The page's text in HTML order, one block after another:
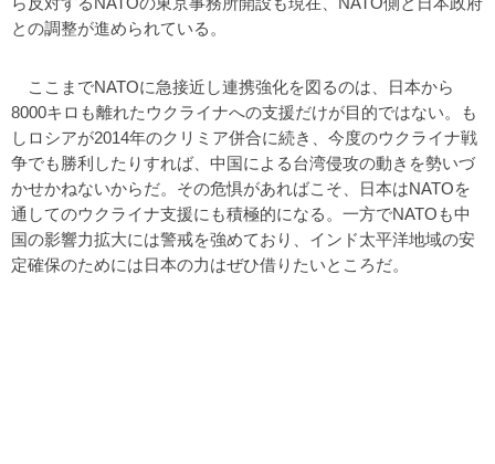
との調整が進められている。
ここまでNATOに急接近し連携強化を図るのは、日本から
8000キロも離れたウクライナへの支援だけが目的ではない。も
しロシアが2014年のクリミア併合に続き、今度のウクライナ戦
争でも勝利したりすれば、中国による台湾侵攻の動きを勢いづ
かせかねないからだ。その危惧があればこそ、日本はNATOを
通してのウクライナ支援にも積極的になる。一方でNATOも中
国の影響力拡大には警戒を強めており、インド太平洋地域の安
定確保のためには日本の力はぜひ借りたいところだ。